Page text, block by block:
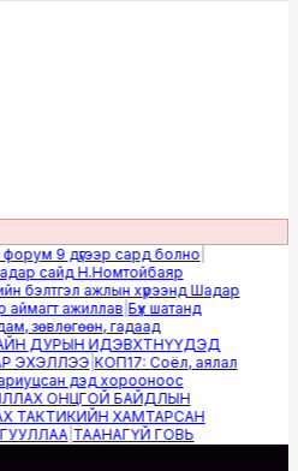
9 дүгээр сард болно|
сайд Н.Номтойбаяр
бэлтгэл ажлын хүрээнд Шадар
ажиллав|Бүх шатанд
зөвлөгөөн, гадаад
ДУРЫН ИДЭВХТНҮҮДЭД
ЭХЭЛЛЭЭ|КОП17: Соёл, аялал
дэд хорооноос
ОНЦГОЙ БАЙДЛЫН
ТАКТИКИЙН ХАМТАРСАН
|ТААНАГҮЙ ГОВЬ